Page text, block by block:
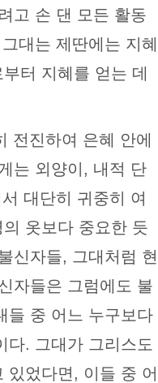
고 손 댄 모든 활동
대는 제딴에는 지혜
터 지혜를 얻는 데
전진하여 은혜 안에
는 외양이, 내적 단
대단히 귀중히 여
옷보다 중요한 듯
신자들, 그대처럼 현
자들은 그럼에도 불
들 중 어느 누구보다
다. 그대가 그리스도
있었다면, 이들 중 어